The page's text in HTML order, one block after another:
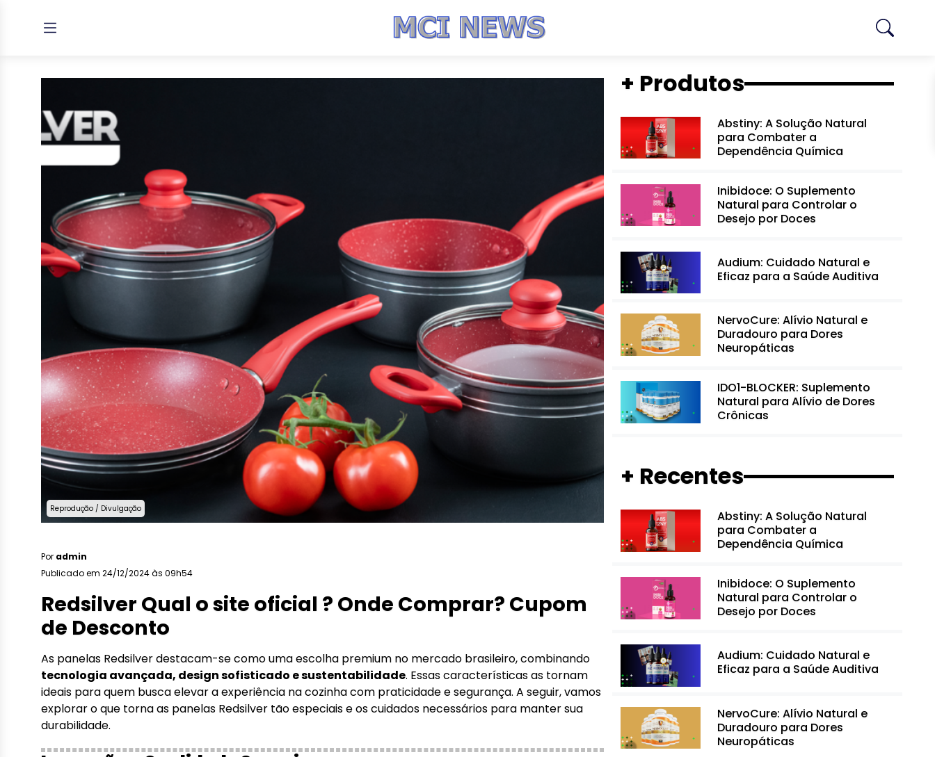
Reprodução / Divulgação
Por admin
Publicado em 24/12/2024 às 09h54
Redsilver Qual o site oficial ? Onde Comprar? Cupom
de Desconto
As panelas Redsilver destacam-se como uma escolha premium no mercado brasileiro, combinando
tecnologia avançada, design sofisticado e sustentabilidade. Essas características as tornam
ideais para quem busca elevar a experiência na cozinha com praticidade e segurança. A seguir, vamos
explorar o que torna as panelas Redsilver tão especiais e os cuidados necessários para manter sua
durabilidade.
+ Produtos
Abstiny: A Solução Natural
para Combater a
Dependência Química
Inibidoce: O Suplemento
Natural para Controlar o
Desejo por Doces
Audium: Cuidado Natural e
Eficaz para a Saúde Auditiva
NervoCure: Alívio Natural e
Duradouro para Dores
Neuropáticas
IDO1-BLOCKER: Suplemento
Natural para Alívio de Dores
Crônicas
+ Recentes
Abstiny: A Solução Natural
para Combater a
Dependência Química
Inibidoce: O Suplemento
Natural para Controlar o
Desejo por Doces
Audium: Cuidado Natural e
Eficaz para a Saúde Auditiva
NervoCure: Alívio Natural e
Duradouro para Dores
Neuropáticas